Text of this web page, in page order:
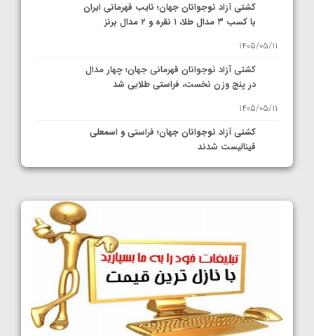
کشتی آزاد نوجوانان جهان؛ نایب قهرمانی ایران
با کسب ۳ مدال طلا، ۱ نقره و ۲ مدال برنز
1405/05/11
کشتی آزاد نوجوانان قهرمانی جهان؛ چهار مدال
در پنج وزن نخست، فراستی طلایی شد
1405/05/11
کشتی آزاد نوجوانان جهان؛ فراستی و اسمعلی
فینالیست شدند
1405/05/09
کشتی فرنگی نوجوانان جهان؛ سکوی تیمی
سوم برای ایران
1405/05/07
ایران چشم به راه چهار مدال در پنج وزن دوم